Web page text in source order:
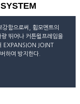
강함으로써, 휨모멘트의
뛰어나 커튼윌프레임을
EXPANSION JOINT
하여 방지한다.